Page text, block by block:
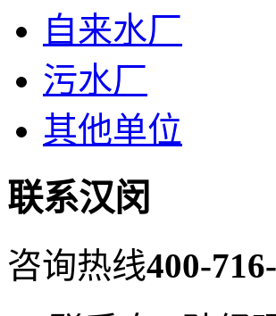
自来水厂
污水厂
其他单位
联系汉闵
咨询热线400-